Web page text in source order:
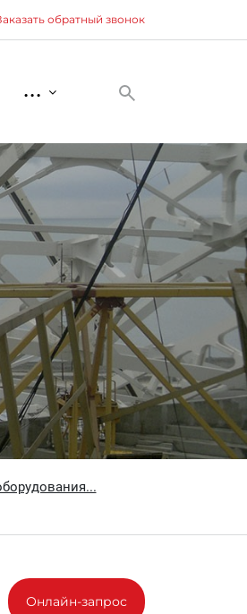
обратный звонок
...
Онлайн-запрос